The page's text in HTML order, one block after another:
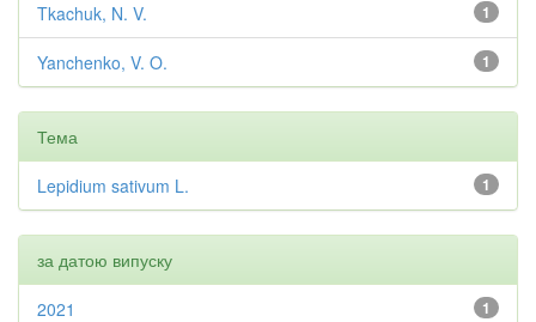
1
Tkachuk, N. V.
1
Yanchenko, V. O.
Тема
1
Lepidium sativum L.
за датою випуску
1
2021